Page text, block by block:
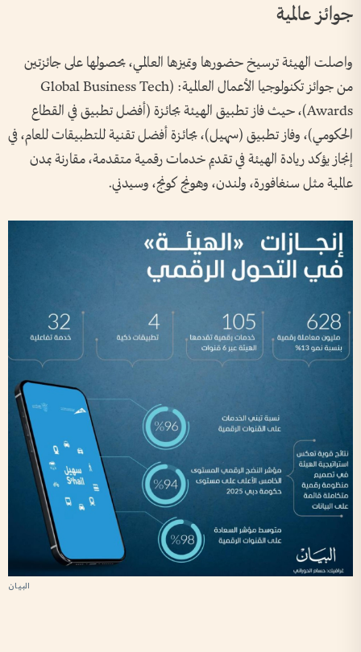
جوائز عالمية
واصلت الهيئة ترسيخ حضورها وتميزها العالمي، بحصولها على جائزتين
من جوائز تكنولوجيا الأعمال العالمية: (Global Business Tech
Awards)، حيث فاز تطبيق الهيئة بجائزة (أفضل تطبيق في القطاع
الحكومي)، وفاز تطبيق (سهيل)، بجائزة أفضل تقنية للتطبيقات للعام، في
إنجاز يؤكد ريادة الهيئة في تقديم خدمات رقمية متقدمة، مقارنة بمدن
عالمية مثل سنغافورة، ولندن، وهونج كونج، وسيدني.